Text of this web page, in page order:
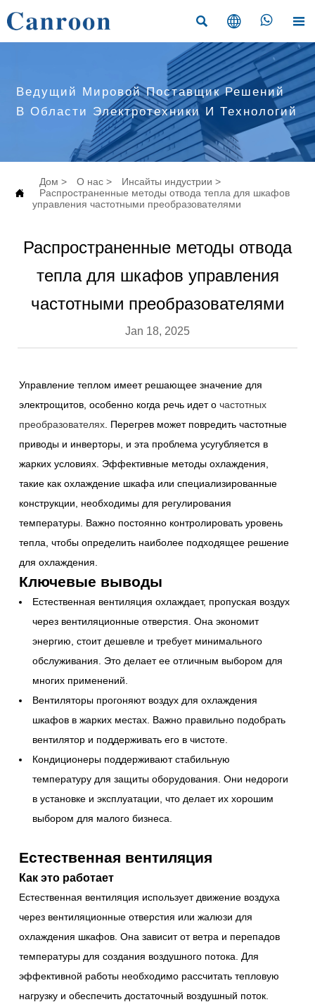
   
Ведущий Мировой Поставщик Решений
В Области Электротехники И Технологий

Дом > О нас > Инсайты индустрии >
Распространенные методы отвода тепла для шкафов
управления частотными преобразователями
Распространенные методы отвода
тепла для шкафов управления
частотными преобразователями
Jan 18, 2025
Управление теплом имеет решающее значение для
электрощитов, особенно когда речь идет очастотных
преобразователях . Перегрев может повредить частотные
приводы и инверторы, и эта проблема усугубляется в
жарких условиях. Эффективные методы охлаждения,
такие как охлаждение шкафа или специализированные
конструкции, необходимы для регулирования
температуры. Важно постоянно контролировать уровень
тепла, чтобы определить наиболее подходящее решение
для охлаждения.
Ключевые выводы
Естественная вентиляция охлаждает, пропуская воздух
через вентиляционные отверстия. Она экономит
энергию, стоит дешевле и требует минимального
обслуживания. Это делает ее отличным выбором для
многих применений.
Вентиляторы прогоняют воздух для охлаждения
шкафов в жарких местах. Важно правильно подобрать
вентилятор и поддерживать его в чистоте.
Кондиционеры поддерживают стабильную
температуру для защиты оборудования. Они недороги
в установке и эксплуатации, что делает их хорошим
выбором для малого бизнеса.
Естественная вентиляция
Как это работает
Естественная вентиляция использует движение воздуха
через вентиляционные отверстия или жалюзи для
охлаждения шкафов. Она зависит от ветра и перепадов
температуры для создания воздушного потока. Для
эффективной работы необходимо рассчитать тепловую
нагрузку и обеспечить достаточный воздушный поток.